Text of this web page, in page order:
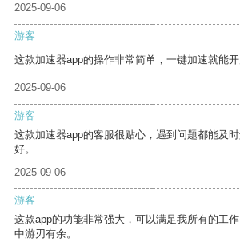
2025-09-06
游客
这款加速器app的操作非常简单，一键加速就能开
2025-09-06
游客
这款加速器app的客服很贴心，遇到问题都能及
好。
2025-09-06
游客
这款app的功能非常强大，可以满足我所有的工
中游刃有余。